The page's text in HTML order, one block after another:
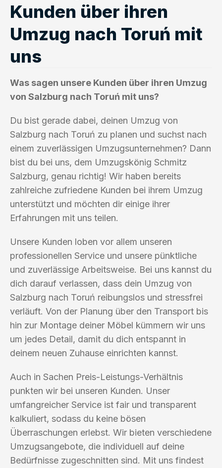
Kunden über ihren
Umzug nach Toruń mit
uns
Was sagen unsere Kunden über ihren Umzug
von Salzburg nach Toruń mit uns?
Du bist gerade dabei, deinen Umzug von
Salzburg nach Toruń zu planen und suchst nach
einem zuverlässigen Umzugsunternehmen? Dann
bist du bei uns, dem Umzugskönig Schmitz
Salzburg, genau richtig! Wir haben bereits
zahlreiche zufriedene Kunden bei ihrem Umzug
unterstützt und möchten dir einige ihrer
Erfahrungen mit uns teilen.
Unsere Kunden loben vor allem unseren
professionellen Service und unsere pünktliche
und zuverlässige Arbeitsweise. Bei uns kannst du
dich darauf verlassen, dass dein Umzug von
Salzburg nach Toruń reibungslos und stressfrei
verläuft. Von der Planung über den Transport bis
hin zur Montage deiner Möbel kümmern wir uns
um jedes Detail, damit du dich entspannt in
deinem neuen Zuhause einrichten kannst.
Auch in Sachen Preis-Leistungs-Verhältnis
punkten wir bei unseren Kunden. Unser
umfangreicher Service ist fair und transparent
kalkuliert, sodass du keine bösen
Überraschungen erlebst. Wir bieten verschiedene
Umzugsangebote, die individuell auf deine
Bedürfnisse zugeschnitten sind. Mit uns findest